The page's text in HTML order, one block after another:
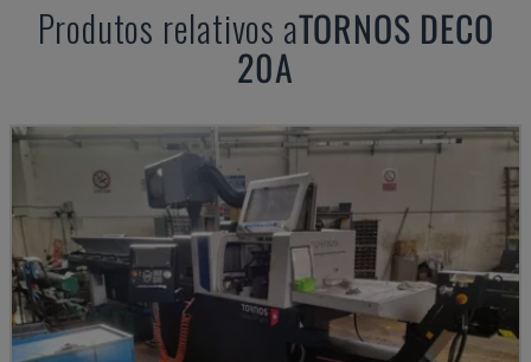
Produtos relativos aTORNOS DECO
20A